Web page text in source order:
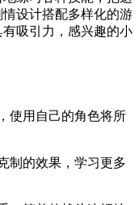
设计搭配多样化的游
吸引力，感兴趣的小
用自己的角色将所
的效果，学习更多